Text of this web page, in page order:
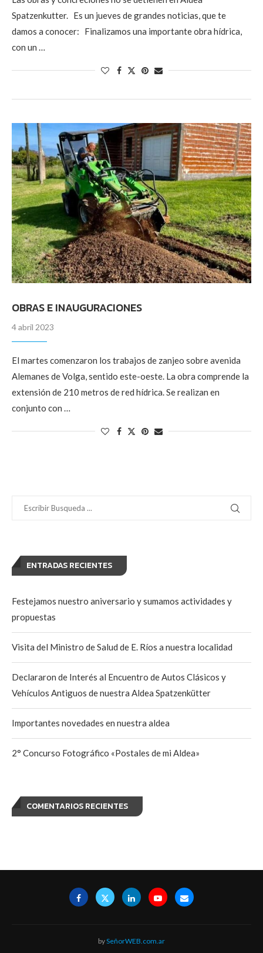
Spatzenkutter. Es un jueves de grandes noticias, que te
damos a conocer: Finalizamos una importante obra hídrica,
con un …
OBRAS E INAUGURACIONES
4 abril 2023
El martes comenzaron los trabajos de zanjeo sobre avenida
Alemanes de Volga, sentido este-oeste. La obra comprende la
extensión de 210 metros de red hídrica. Se realizan en
conjunto con …
ENTRADAS RECIENTES
Festejamos nuestro aniversario y sumamos actividades y
propuestas
Visita del Ministro de Salud de E. Ríos a nuestra localidad
Declararon de Interés al Encuentro de Autos Clásicos y
Vehículos Antiguos de nuestra Aldea Spatzenkütter
Importantes novedades en nuestra aldea
2° Concurso Fotográfico «Postales de mi Aldea»
COMENTARIOS RECIENTES
bySeñorWEB.com.ar